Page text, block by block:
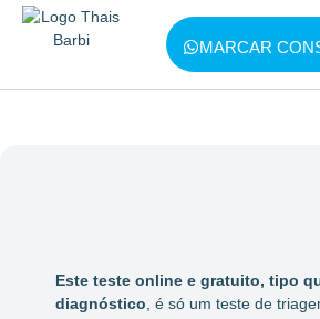
MARCAR
Este teste online e gratuito, tipo
diagnóstico , é só um teste de